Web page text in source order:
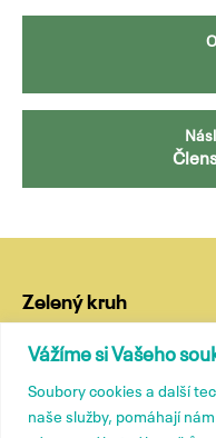
Vážíme si Vašeho
Soubory cookies a další
naše služby, pomáhají
Zelený kruh
120 00 Praha 2
tel.: (+420) 799 572